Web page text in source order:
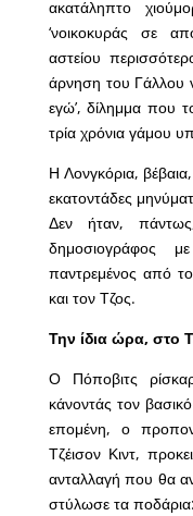
ακατάληπτο
‘νοικοκυράς σε
αστείου
άρνηση του Γάλλου
εγώ’, δίλημμα που
τρία χρόνια γάμου
Η Λονγκόρια,
εκατοντάδες
Δεν ήταν,
δημοσιογράφος
παντρεμένος από
και τον Τζος.
Την ίδια ώρα, στο
Ο Πόποβιτς
κάνοντάς τον
επομένη, ο
Τζέισον Κιντ,
ανταλλαγή που θα
στύλωσε τα ποδάρια: